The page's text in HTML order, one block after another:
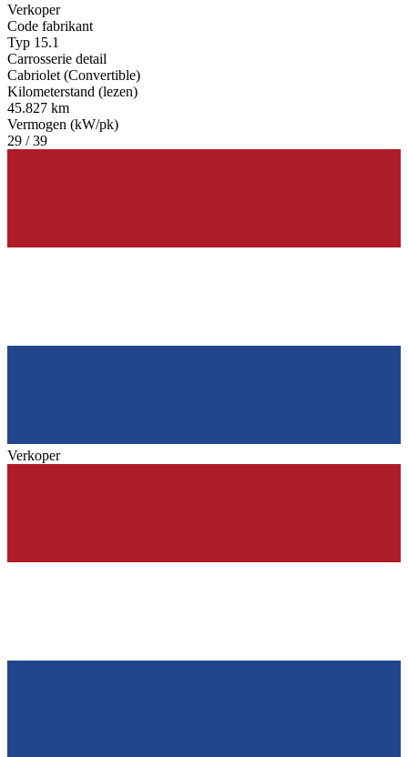
Verkoper
Code fabrikant
Typ 15.1
Carrosserie detail
Cabriolet (Convertible)
Kilometerstand (lezen)
45.827 km
Vermogen (kW/pk)
29 / 39
Verkoper